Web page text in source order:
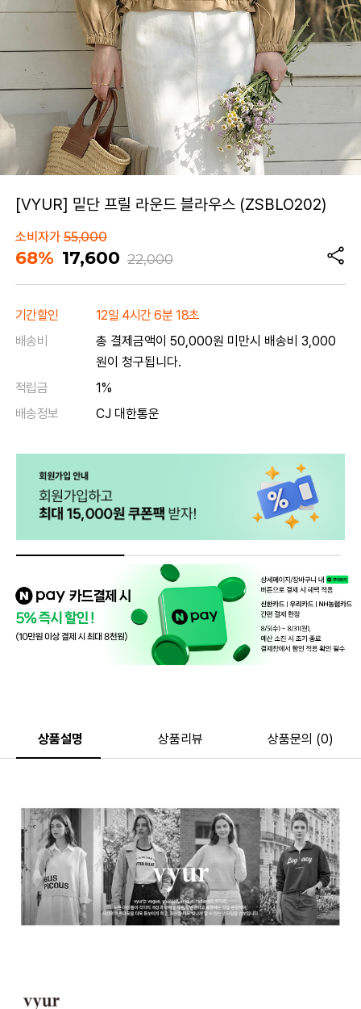
[VYUR] 밑단 프릴 라운드 블라우스 (ZSBLO202)
소비자가55,000
68% 17,600 22,000
기간할인
12일 4시간 6분 18초
배송비
총 결제금액이 50,000원 미만시 배송비 3,000
원이 청구됩니다.
적립금
1%
배송정보
CJ 대한통운
상품설명 상품리뷰 상품문의 (0)